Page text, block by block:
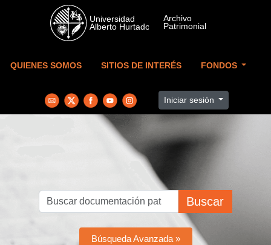
Skip to main content
QUIENES SOMOS SITIOS DE INTERÉS FONDOS
Iniciar sesión
Buscar
Búsqueda Avanzada »